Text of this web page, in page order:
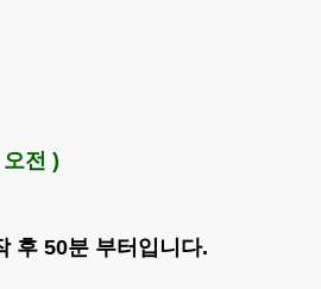
전 )
후 50분 부터입니다.